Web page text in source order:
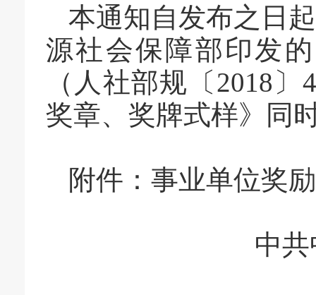
本通知自发布之日
源社会保障部印发
（人社部规 〔 2018 〕 4
奖章、奖牌式样》同
附件：事业单位奖
中